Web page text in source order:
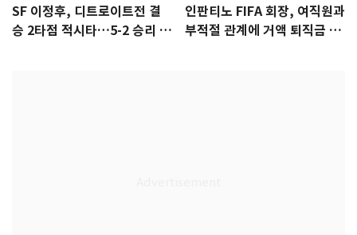
SF 이정후, 디트로이트전 결
승 2타점 적시타…5-2 승리 견
인판티노 FIFA 회장, 여직원과
부적절 관계에 거액 퇴직금 지